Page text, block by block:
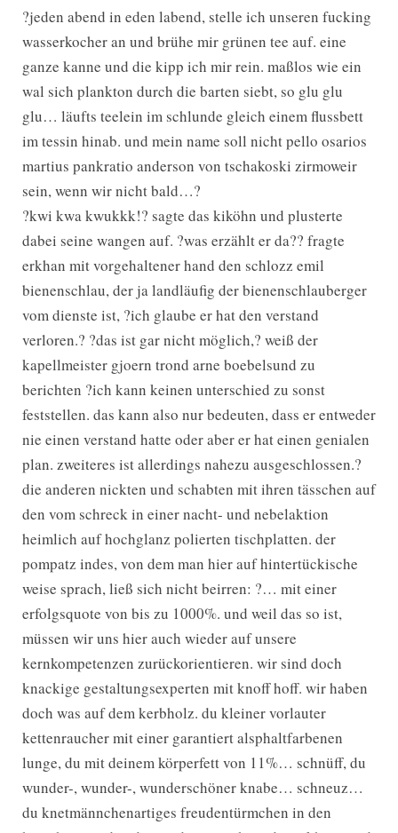
?jeden abend in eden labend, stelle ich unseren fucking
wasserkocher an und brühe mir grünen tee auf. eine
ganze kanne und die kipp ich mir rein. maßlos wie ein
wal sich plankton durch die barten siebt, so glu glu
glu… läufts teelein im schlunde gleich einem flussbett
im tessin hinab. und mein name soll nicht pello osarios
martius pankratio anderson von tschakoski zirmoweir
sein, wenn wir nicht bald…?
?kwi kwa kwukkk!? sagte das kiköhn und plusterte
dabei seine wangen auf. ?was erzählt er da?? fragte
erkhan mit vorgehaltener hand den schlozz emil
bienenschlau, der ja landläufig der bienenschlauberger
vom dienste ist, ?ich glaube er hat den verstand
verloren.? ?das ist gar nicht möglich,? weiß der
kapellmeister gjoern trond arne boebelsund zu
berichten ?ich kann keinen unterschied zu sonst
feststellen. das kann also nur bedeuten, dass er entweder
nie einen verstand hatte oder aber er hat einen genialen
plan. zweiteres ist allerdings nahezu ausgeschlossen.?
die anderen nickten und schabten mit ihren tässchen auf
den vom schreck in einer nacht- und nebelaktion
heimlich auf hochglanz polierten tischplatten. der
pompatz indes, von dem man hier auf hintertückische
weise sprach, ließ sich nicht beirren: ?… mit einer
erfolgsquote von bis zu 1000%. und weil das so ist,
müssen wir uns hier auch wieder auf unsere
kernkompetenzen zurückorientieren. wir sind doch
knackige gestaltungsexperten mit knoff hoff. wir haben
doch was auf dem kerbholz. du kleiner vorlauter
kettenraucher mit einer garantiert alsphaltfarbenen
lunge, du mit deinem körperfett von 11%… schnüff, du
wunder-, wunder-, wunderschöner knabe… schneuz…
du knetmännchenartiges freudentürmchen in den